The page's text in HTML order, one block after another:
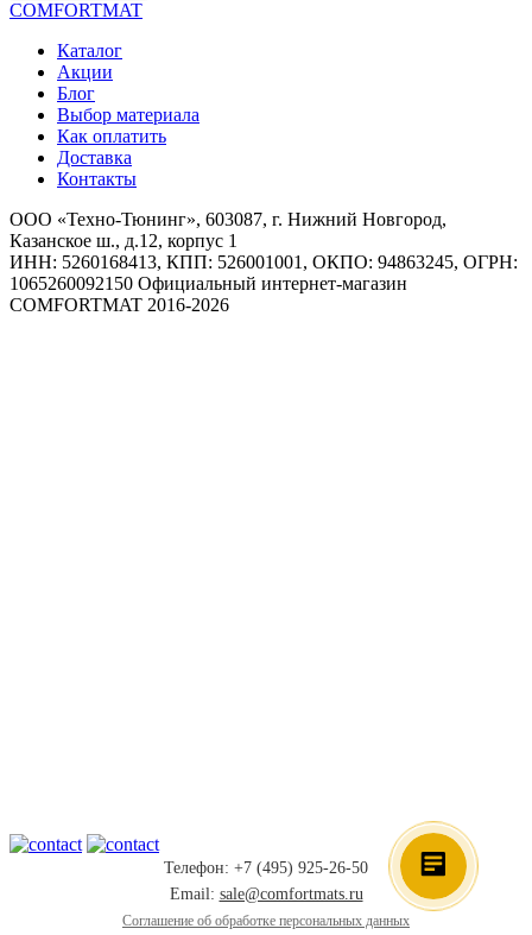
COMFORTMAT
Каталог
Акции
Блог
Выбор материала
Как оплатить
Доставка
Контакты
ООО «Техно-Тюнинг», 603087, г. Нижний Новгород,
Казанское ш., д.12, корпус 1
ИНН: 5260168413, КПП: 526001001, ОКПО: 94863245, ОГРН:
1065260092150 Официальный интернет-магазин
COMFORTMAT 2016-2026
Телефон: +7 (495) 925-26-50
Email: sale@comfortmats.ru
Соглашение об обработке персональных данных